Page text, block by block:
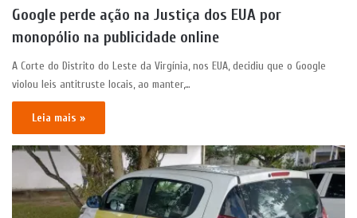
Google perde ação na Justiça dos EUA por
monopólio na publicidade online
A Corte do Distrito do Leste da Virgínia, nos EUA, decidiu que o Google
violou leis antitruste locais, ao manter,…
Leia mais »